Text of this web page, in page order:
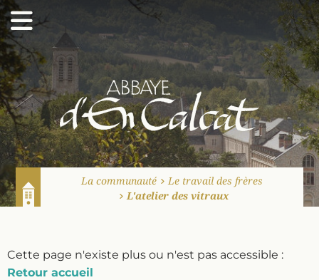
Abbaye d'En Calcat
La communauté
Le travail des frères
L'atelier des vitraux
Cette page n'existe plus ou n'est pas accessible :
Retour accueil